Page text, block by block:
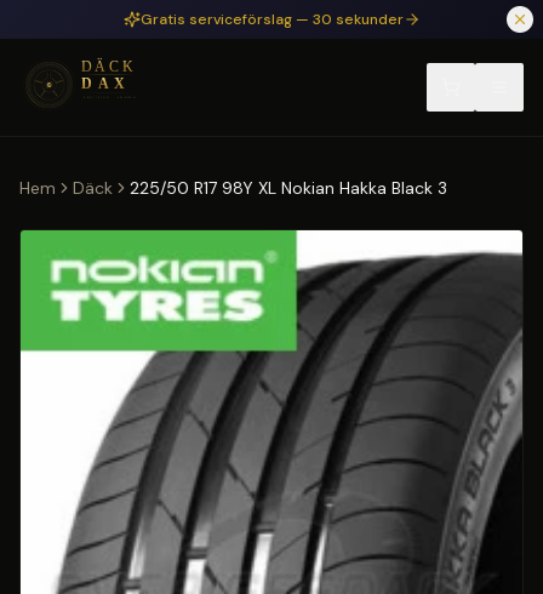
Hoppa till huvudinnehållGratis serviceförslag — 30 sekunder
Hem Däck 225/50 R17 98Y XL Nokian Hakka Black 3